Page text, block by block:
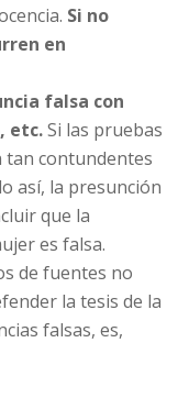
Si no
en
falsa con
etc.Si las pruebas
tan contundentes
así, la presunción
que la
es falsa.
de fuentes no
la tesis de la
falsas, es,